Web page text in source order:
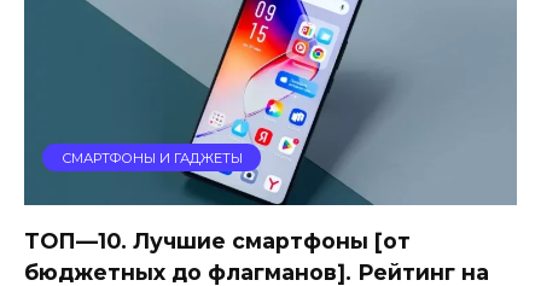
СМАРТФОНЫ И ГАДЖЕТЫ
ТОП—10. Лучшие смартфоны [от
бюджетных до флагманов]. Рейтинг на